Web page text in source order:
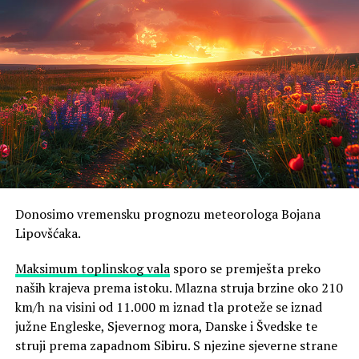
Donosimo vremensku prognozu meteorologa Bojana
Lipovšćaka.
Maksimum toplinskog valasporo se premješta preko
naših krajeva prema istoku. Mlazna struja brzine oko 210
km/h na visini od 11.000 m iznad tla proteže se iznad
južne Engleske, Sjevernog mora, Danske i Švedske te
struji prema zapadnom Sibiru. S njezine sjeverne strane